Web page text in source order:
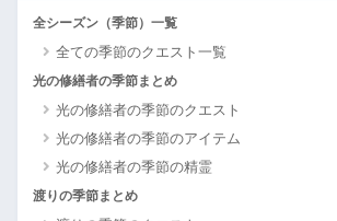
全シーズン（季節）一覧
全ての季節のクエスト一覧
光の修繕者の季節まとめ
光の修繕者の季節のクエスト
光の修繕者の季節のアイテム
光の修繕者の季節の精霊
渡りの季節まとめ